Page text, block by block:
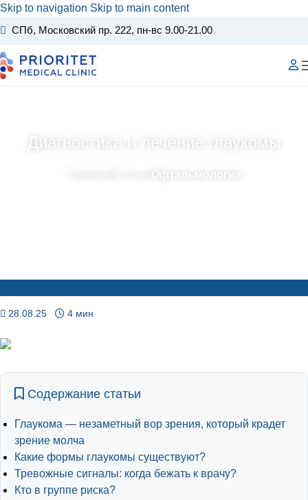
Skip to navigation Skip to main content
СПб, Московский пр. 222, пн-вс 9.00-21.00
Диагностика и лечение глаукомы
Офтальмология
28.08.25 4 мин
Содержание статьи
Глаукома — незаметный вор зрения, который крадет
зрение молча
Какие формы глаукомы существуют?
Тревожные сигналы: когда бежать к врачу?
Кто в группе риска?